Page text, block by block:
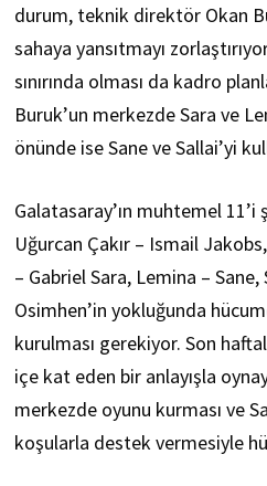
durum, teknik direktör Okan
sahaya yansıtmayı
sınırında olması da kadro
Buruk’un merkezde Sara ve
önünde ise Sane ve Sallai’yi
Galatasaray’ın muhtemel
Uğurcan Çakır – Ismail
– Gabriel Sara, Lemina –
Osimhen’in yokluğunda
kurulması gerekiyor. Son
içe kat eden bir anlayışla
merkezde oyunu kurması ve
koşularla destek vermesiyle